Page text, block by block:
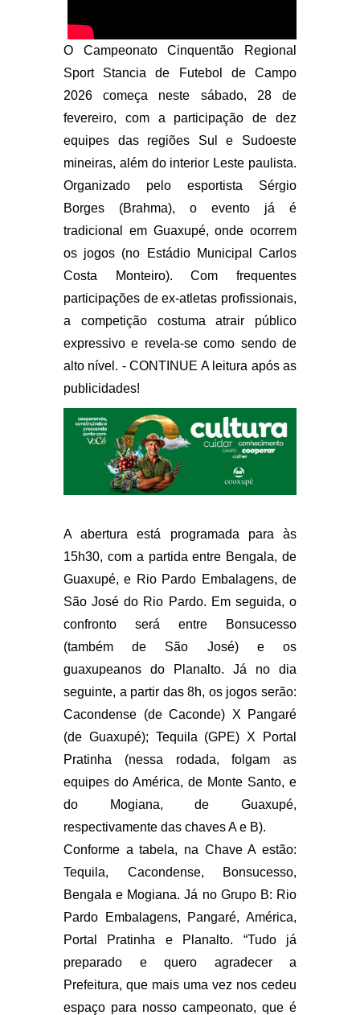
O Campeonato Cinquentão Regional
Sport Stancia de Futebol de Campo
2026 começa neste sábado, 28 de
fevereiro, com a participação de dez
equipes das regiões Sul e Sudoeste
mineiras, além do interior Leste paulista.
Organizado pelo esportista Sérgio
Borges (Brahma), o evento já é
tradicional em Guaxupé, onde ocorrem
os jogos (no Estádio Municipal Carlos
Costa Monteiro). Com frequentes
participações de ex-atletas profissionais,
a competição costuma atrair público
expressivo e revela-se como sendo de
alto nível. - CONTINUE A leitura após as
publicidades!
A abertura está programada para às
15h30, com a partida entre Bengala, de
Guaxupé, e Rio Pardo Embalagens, de
São José do Rio Pardo. Em seguida, o
confronto será entre Bonsucesso
(também de São José) e os
guaxupeanos do Planalto. Já no dia
seguinte, a partir das 8h, os jogos serão:
Cacondense (de Caconde) X Pangaré
(de Guaxupé); Tequila (GPE) X Portal
Pratinha (nessa rodada, folgam as
equipes do América, de Monte Santo, e
do Mogiana, de Guaxupé,
respectivamente das chaves A e B).
Conforme a tabela, na Chave A estão:
Tequila, Cacondense, Bonsucesso,
Bengala e Mogiana. Já no Grupo B: Rio
Pardo Embalagens, Pangaré, América,
Portal Pratinha e Planalto. “Tudo já
preparado e quero agradecer a
Prefeitura, que mais uma vez nos cedeu
espaço para nosso campeonato, que é